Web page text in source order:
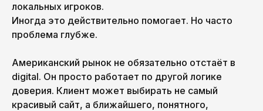
локальных игроков.
Иногда это действительно помогает. Но часто
проблема глубже.
Американский рынок не обязательно отстаёт в
digital. Он просто работает по другой логике
доверия. Клиент может выбирать не самый
красивый сайт, а ближайшего, понятного,